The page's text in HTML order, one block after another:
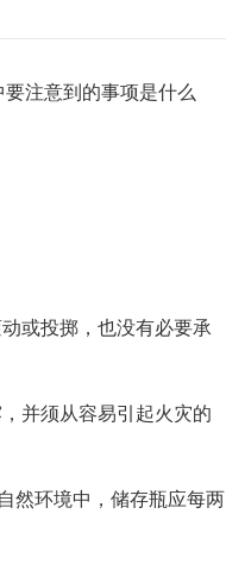
注意到的事项是什么
或投掷，也没有必要承
并须从容易引起火灾的
然环境中，储存瓶应每两